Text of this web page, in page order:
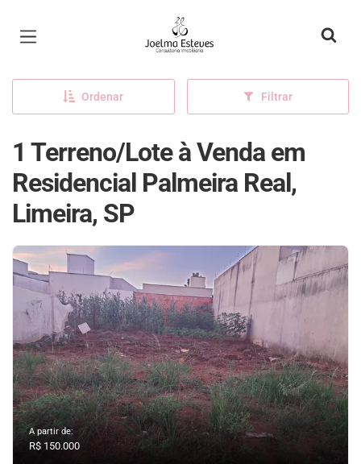
Página inicial
Ordenar Filtrar
1 Terreno/Lote à Venda em
Residencial Palmeira Real,
Limeira, SP
A partir de:
R$ 150.000